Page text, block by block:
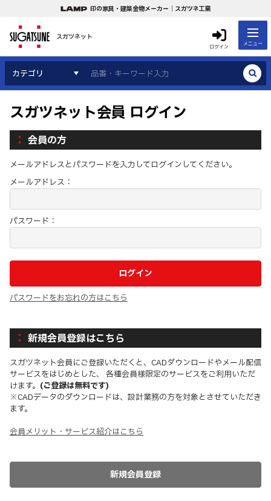
印の家具・建築金物メーカー｜スガツネ工業
スガツネット
ログイン メニュー
カテゴリ
スガツネット会員 ログイン
会員の方
メールアドレスとパスワードを入力してログインしてください。
メールアドレス：
パスワード：
パスワードをお忘れの方はこちら
新規会員登録はこちら
スガツネット会員にご登録いただくと、CADダウンロードやメール配信
サービスをはじめとした、 各種会員様限定のサービスをご利用いただ
けます。 (ご登録は無料です)
※CADデータのダウンロードは、設計業務の方を対象とさせていただき
ます。
会員メリット・サービス紹介はこちら